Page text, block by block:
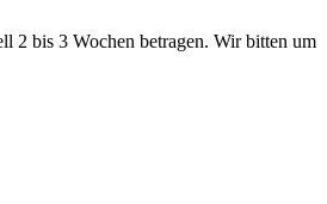
2 bis 3 Wochen betragen. Wir bitten um